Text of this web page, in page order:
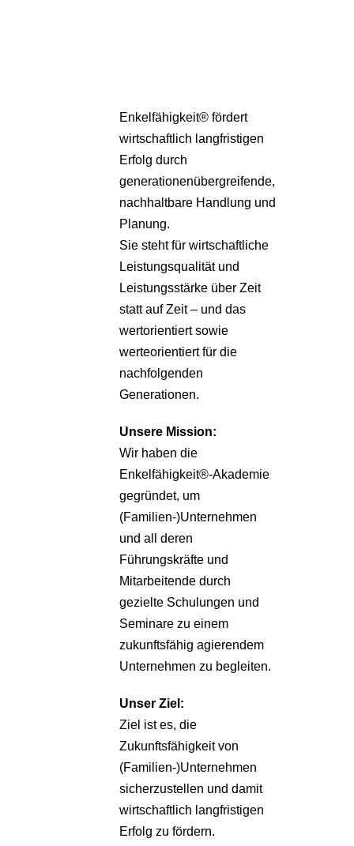
Enkelfähigkeit® fördert
wirtschaftlich langfristigen
Erfolg durch
generationenübergreifende,
nachhaltbare Handlung und
Planung.
Sie steht für wirtschaftliche
Leistungsqualität und
Leistungsstärke über Zeit
statt auf Zeit – und das
wertorientiert sowie
werteorientiert für die
nachfolgenden
Generationen.
Unsere Mission:
Wir haben die
Enkelfähigkeit®-Akademie
gegründet, um
(Familien-)Unternehmen
und all deren
Führungskräfte und
Mitarbeitende durch
gezielte Schulungen und
Seminare zu einem
zukunftsfähig agierendem
Unternehmen zu begleiten.
Unser Ziel:
Ziel ist es, die
Zukunftsfähigkeit von
(Familien-)Unternehmen
sicherzustellen und damit
wirtschaftlich langfristigen
Erfolg zu fördern.